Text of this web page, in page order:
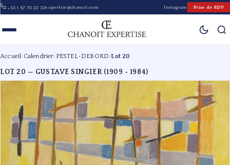
+33 1 47 70 22 33expertise@chanoit.com Instagram Prise de RDV
Accueil› Calendrier› PESTEL-DEBORD›Lot 20
LOT 20 — GUSTAVE SINGIER (1909 - 1984)